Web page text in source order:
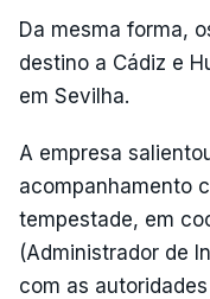
Da mesma forma,
destino a Cádiz e
em Sevilha.
A empresa
acompanhamento
tempestade, em
(Administrador de
com as